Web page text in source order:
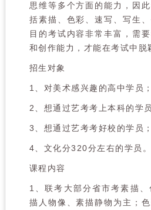
思维等多个方面的能力，因
括素描、色彩、速写、写生
目的考试内容非常丰富，需
和创作能力，才能在考试中脱
招生对象
1、对美术感兴趣的高中学员；
2、想通过艺考考上本科的学员
3、想通过艺考考好校的学员；
4、文化分320分左右的学员。
课程内容
1、联考大部分省市考素描
描人物像、素描静物为主；